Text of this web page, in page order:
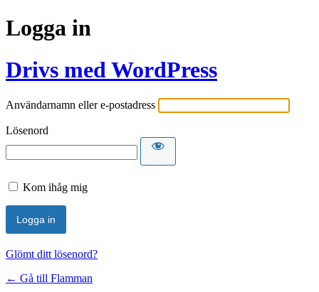
Logga in
Drivs med WordPress
Användarnamn eller e-postadress
Lösenord
Kom ihåg mig
Glömt ditt lösenord?
← Gå till Flamman